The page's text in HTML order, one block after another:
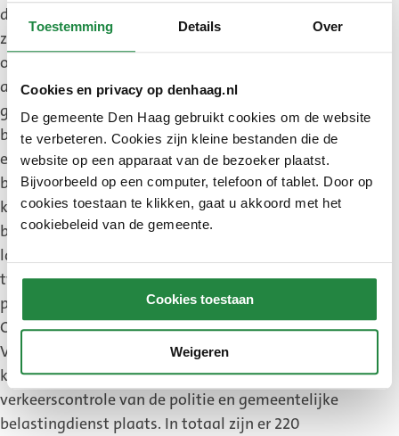
Toestemming Details Over
Cookies en privacy op denhaag.nl
De gemeente Den Haag gebruikt cookies om de website
te verbeteren. Cookies zijn kleine bestanden die de
website op een apparaat van de bezoeker plaatst.
Bijvoorbeeld op een computer, telefoon of tablet. Door op
cookies toestaan te klikken, gaat u akkoord met het
cookiebeleid van de gemeente.
Cookies toestaan
Weigeren
de controle ging een drugshond mee. De hond gaat
zitten wanneer drugs aanwezig is in iemands jas
of tas. De hond is bij zes personen gaan zitten en
alle keren is er drugs aangetroffen en in beslag
genomen. Een persoon die met zijn scooter in de
buurt van de tramhalte stond werd gecontroleerd
en bleek een mes bij zich te hebben. Het mes is in
beslag genomen en de bestuurder van de scooter
krijgt een proces verbaal. Verder zijn er 78
bekeuringen van 56 euro uitgedeeld voor het niet
laten zien van een geldig vervoersbewijs en
tweemaal is een boete van 164 euro betaald door
personen die gesignaleerd stonden bij de politie.
Op de parkeerplaats van de Haagse
Voetbalvereniging aan de Noordweg vlakbij de
kruising van de Laan van Wateringse Veld vond de
verkeerscontrole van de politie en gemeentelijke
belastingdienst plaats. In totaal zijn er 220